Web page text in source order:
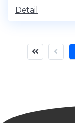
Detail